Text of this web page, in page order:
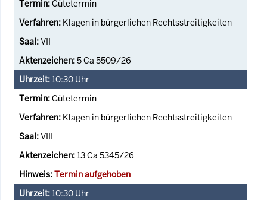
Gütetermin
Klagen in bürgerlichen Rechtsstreitigkeiten
VII
5 Ca 5509/26
10:30 Uhr
Gütetermin
Klagen in bürgerlichen Rechtsstreitigkeiten
VIII
13 Ca 5345/26
Termin aufgehoben
10:30 Uhr